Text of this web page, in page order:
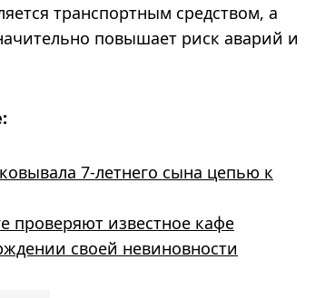
транспортным средством, а
повышает риск аварий и
7-летнего сына цепью к
проверяют известное кафе
своей невиновности